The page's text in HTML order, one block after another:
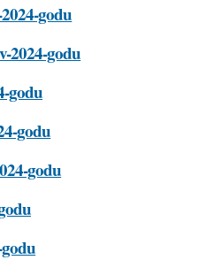
godu
2024-godu
godu
godu
godu